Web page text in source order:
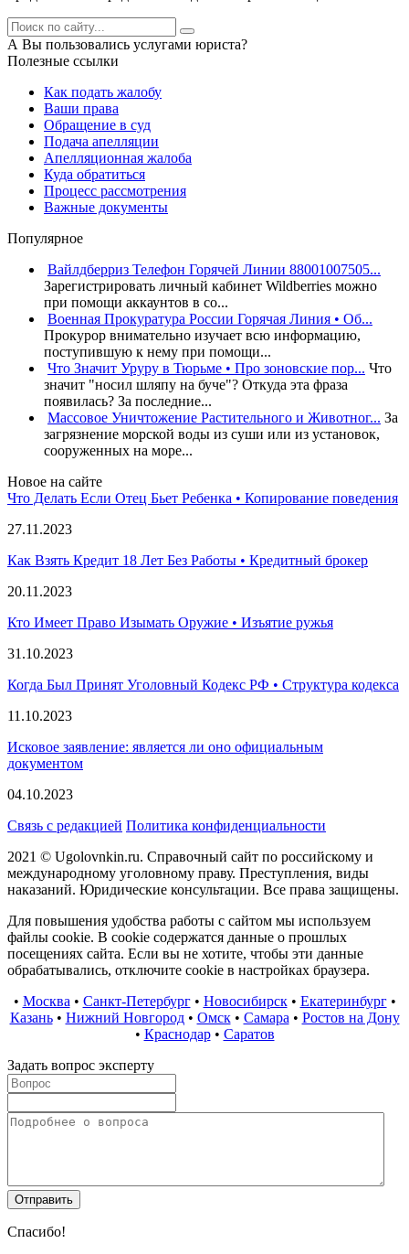
А Вы пользовались услугами юриста?
Полезные ссылки
Как подать жалобу
Ваши права
Обращение в суд
Подача апелляции
Апелляционная жалоба
Куда обратиться
Процесс рассмотрения
Важные документы
Популярное
Вайлдберриз Телефон Горячей Линии 88001007505...
Зарегистрировать личный кабинет Wildberries можно
при помощи аккаунтов в со...
Военная Прокуратура России Горячая Линия • Об...
Прокурор внимательно изучает всю информацию,
поступившую к нему при помощи...
Что Значит Уруру в Тюрьме • Про зоновские пор... Что
значит "носил шляпу на буче"? Откуда эта фраза
появилась? За последние...
Массовое Уничтожение Растительного и Животног... За
загрязнение морской воды из суши или из установок,
сооруженных на море...
Новое на сайте
Что Делать Если Отец Бьет Ребенка • Копирование поведения
27.11.2023
Как Взять Кредит 18 Лет Без Работы • Кредитный брокер
20.11.2023
Кто Имеет Право Изымать Оружие • Изъятие ружья
31.10.2023
Когда Был Принят Уголовный Кодекс РФ • Структура кодекса
11.10.2023
Исковое заявление: является ли оно официальным
документом
04.10.2023
Связь с редакцией Политика конфиденциальности
2021 © Ugolovnkin.ru. Справочный сайт по российскому и
международному уголовному праву. Преступления, виды
наказаний. Юридические консультации. Все права защищены.
Для повышения удобства работы с сайтом мы используем
файлы cookie. В cookie содержатся данные о прошлых
посещениях сайта. Если вы не хотите, чтобы эти данные
обрабатывались, отключите cookie в настройках браузера.
• Москва • Санкт-Петербург• Новосибирск• Екатеринбург•
Казань• Нижний Новгород• Омск• Самара • Ростов на Дону
• Краснодар• Саратов
Задать вопрос эксперту
Спасибо!